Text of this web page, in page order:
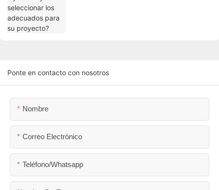
Ponte en contacto con nosotros
Nombre
Correo Electrónico
Teléfono/whatsapp